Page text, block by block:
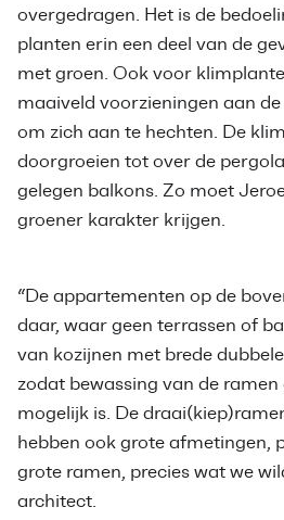
overgedragen. Het is de
planten erin een deel van de
met groen. Ook voor
maaiveld voorzieningen aan
om zich aan te hechten. De
doorgroeien tot over de
gelegen balkons. Zo moet
groener karakter krijgen.
“De appartementen op de
daar, waar geen terrassen of
van kozijnen met brede
zodat bewassing van de
mogelijk is. De
hebben ook grote afmetingen,
grote ramen, precies wat we
architect.